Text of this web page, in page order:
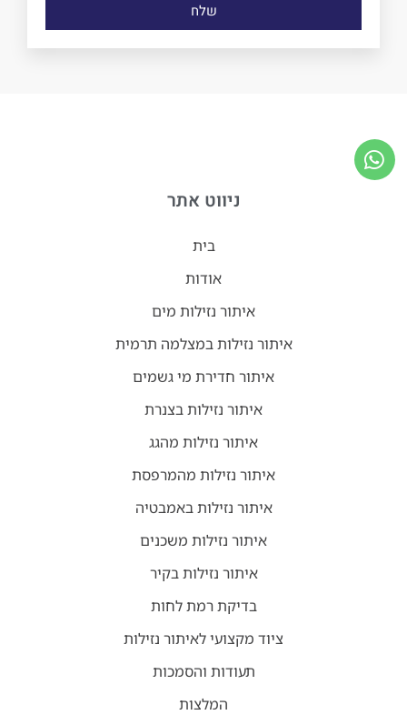
שלח
ניווט אתר
בית
אודות
איתור נזילות מים
איתור נזילות במצלמה תרמית
איתור חדירת מי גשמים
איתור נזילות בצנרת
איתור נזילות מהגג
איתור נזילות מהמרפסת
איתור נזילות באמבטיה
איתור נזילות משכנים
איתור נזילות בקיר
בדיקת רמת לחות
ציוד מקצועי לאיתור נזילות
תעודות והסמכות
המלצות